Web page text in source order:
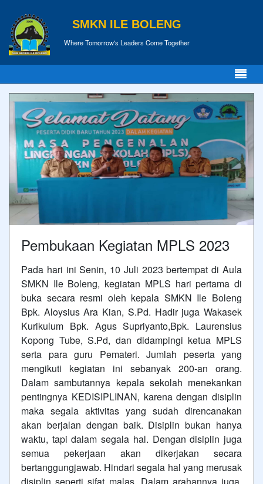
SMKN ILE BOLENG
Where Tomorrow's Leaders Come Together
Pembukaan Kegiatan MPLS 2023
Pada hari ini Senin, 10 Juli 2023 bertempat di Aula
SMKN Ile Boleng, kegiatan MPLS hari pertama di
buka secara resmi oleh kepala SMKN Ile Boleng
Bpk. Aloysius Ara Kian, S.Pd. Hadir juga Wakasek
Kurikulum Bpk. Agus Supriyanto,Bpk. Laurensius
Kopong Tube, S.Pd, dan didampingi ketua MPLS
serta para guru Pemateri. Jumlah peserta yang
mengikuti kegiatan ini sebanyak 200-an orang.
Dalam sambutannya kepala sekolah menekankan
pentingnya KEDISIPLINAN, karena dengan disiplin
maka segala aktivitas yang sudah direncanakan
akan berjalan dengan baik. Disiplin bukan hanya
waktu, tapi dalam segala hal. Dengan disiplin juga
semua pekerjaan akan dikerjakan secara
bertanggungjawab. Hindari segala hal yang merusak
disiplin seperti sifat malas. Dalam arahannya juga,